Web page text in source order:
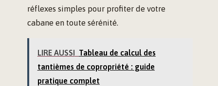
réflexes simples pour profiter de votre
cabane en toute sérénité.
LIRE AUSSI
Tableau de calcul des
tantièmes de copropriété : guide
pratique complet